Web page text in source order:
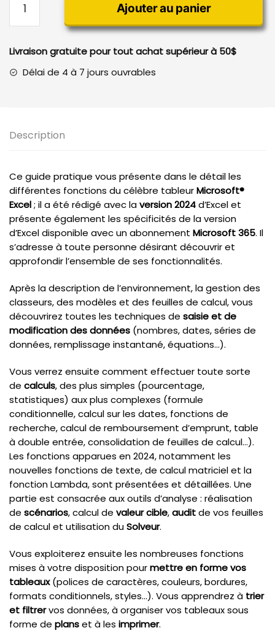
Excel
2024
et
Ajouter au panier
Livraison gratuite pour tout achat supérieur à 50$
Délai de 4 à 7 jours ouvrables
Description
Ce guide pratique vous présente dans le détail les
différentes fonctions du célèbre tableurMicrosoft®
Excel; il a été rédigé avec laversion 2024d’Excel et
présente également les spécificités de la version
d’Excel disponible avec un abonnement Microsoft 365. Il
s’adresse à toute personne désirant découvrir et
approfondir l’ensemble de ses fonctionnalités.
Après la description de l’environnement, la gestion des
classeurs, des modèles et des feuilles de calcul, vous
découvrirez toutes les techniques de saisie et de
modification des données (nombres, dates, séries de
données, remplissage instantané, équations…).
Vous verrez ensuite comment effectuer toute sorte
de calculs, des plus simples (pourcentage,
statistiques) aux plus complexes (formule
conditionnelle, calcul sur les dates, fonctions de
recherche, calcul de remboursement d’emprunt, table
à double entrée, consolidation de feuilles de calcul…).
Les fonctions apparues en 2024, notamment les
nouvelles fonctions de texte, de calcul matriciel et la
fonction Lambda, sont présentées et détaillées. Une
partie est consacrée aux outils d’analyse : réalisation
de scénarios, calcul de valeur cible,auditde vos feuilles
de calcul et utilisation duSolveur.
Vous exploiterez ensuite les nombreuses fonctions
mises à votre disposition pourmettre en forme vos
tableaux(polices de caractères, couleurs, bordures,
formats conditionnels, styles…). Vous apprendrez à trier
et filtrervos données, à organiser vos tableaux sous
forme de planset à les imprimer.